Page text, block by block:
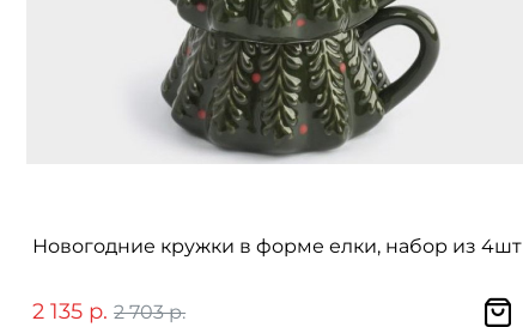
Новогодние кружки в форме елки, набор из 4шт
2 135 р. 2 703 р.